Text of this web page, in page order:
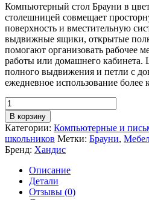
Компьютерный стол Брауни в
столешницей совмещает
поверхность и вместительную
выдвижные ящики, открытые
помогают организовать рабочее
работы или домашнего
полного выдвижения и петли с
ежедневное использование
Количество
товара
Компьютерный
стол
Брауни
шиншилла,
левый
В корзину
Категории: Компьютерные и
школьников Метки: Брауни,
Бренд: Хандис
Описание
Детали
Отзывы (0)